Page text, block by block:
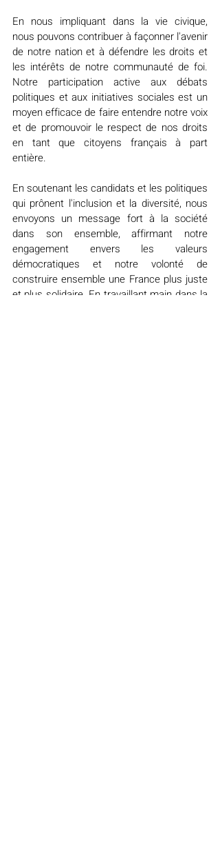
En nous impliquant dans la vie civique,
nous pouvons contribuer à façonner l'avenir
de notre nation et à défendre les droits et
les intérêts de notre communauté de foi.
Notre participation active aux débats
politiques et aux initiatives sociales est un
moyen efficace de faire entendre notre voix
et de promouvoir le respect de nos droits
en tant que citoyens français à part
entière.
En soutenant les candidats et les politiques
qui prônent l'inclusion et la diversité, nous
envoyons un message fort à la société
dans son ensemble, affirmant notre
engagement envers les valeurs
démocratiques et notre volonté de
construire ensemble une France plus juste
et plus solidaire. En travaillant main dans la